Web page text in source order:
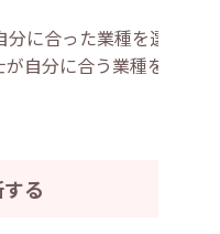
に合った業種を選ぶこ
自分に合う業種を選ぶ
る